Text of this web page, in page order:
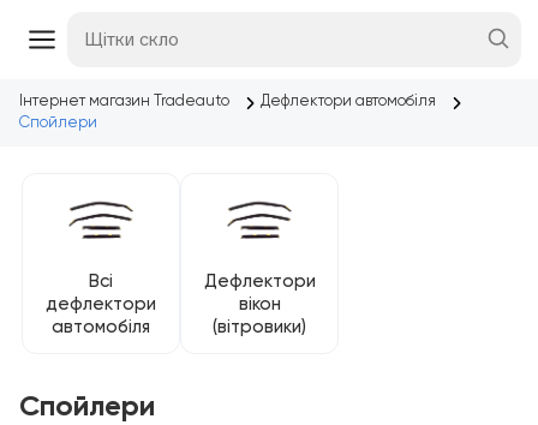
Інтернет магазин Tradeauto
Дефлектори автомобіля
Спойлери
Всі
дефлектори
автомобіля
Дефлектори
вікон
(вітровики)
Спойлери